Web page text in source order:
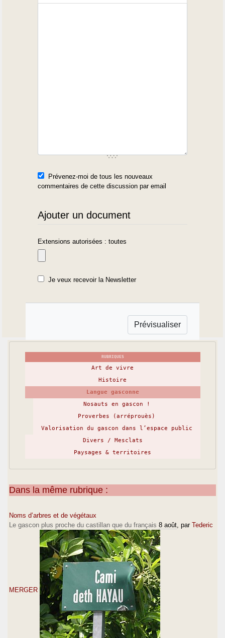
Prévenez-moi de tous les nouveaux
commentaires de cette discussion par email
Ajouter un document
Extensions autorisées : toutes
Je veux recevoir la Newsletter
RUBRIQUES
Art de vivre
Histoire
Langue gasconne
Nosauts en gascon !
Proverbes (arréprouès)
Valorisation du gascon dans l’espace public
Divers / Mesclats
Paysages & territoires
Dans la même rubrique :
Noms d’arbres et de végétaux
Le gascon plus proche du castillan que du français 8 août , par Tederic
MERGER